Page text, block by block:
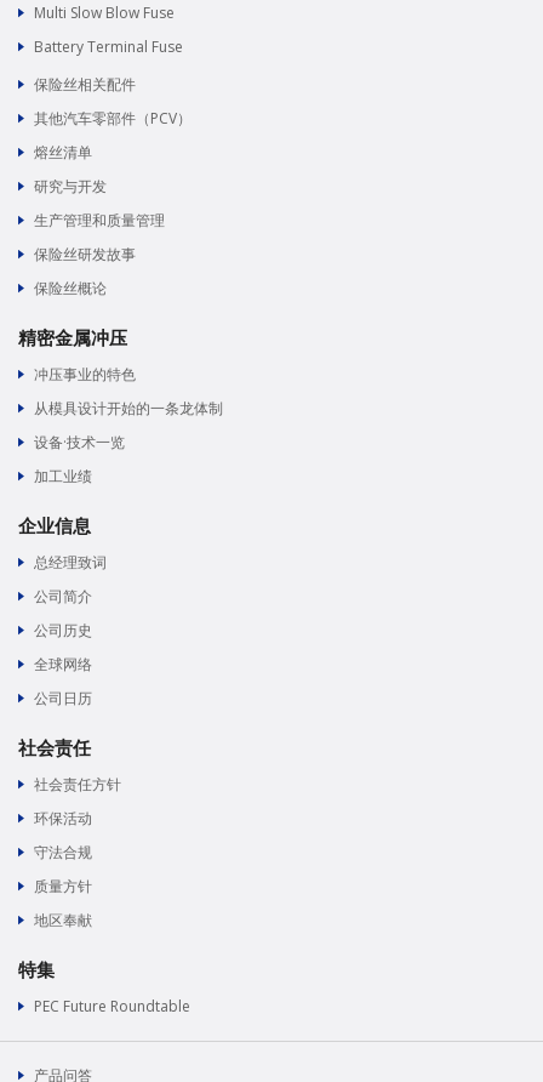
Multi Slow Blow Fuse
Battery Terminal Fuse
保险丝相关配件
其他汽车零部件（PCV）
熔丝清单
研究与开发
生产管理和质量管理
保险丝研发故事
保险丝概论
精密金属冲压
冲压事业的特色
从模具设计开始的一条龙体制
设备·技术一览
加工业绩
企业信息
总经理致词
公司简介
公司历史
全球网络
公司日历
社会责任
社会责任方针
环保活动
守法合规
质量方针
地区奉献
特集
PEC Future Roundtable
产品问答